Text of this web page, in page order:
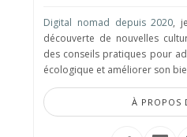
Digital nomad depuis 2020,
découverte de nouvelles
des conseils pratiques pour
écologique et améliorer son
À PROPOS